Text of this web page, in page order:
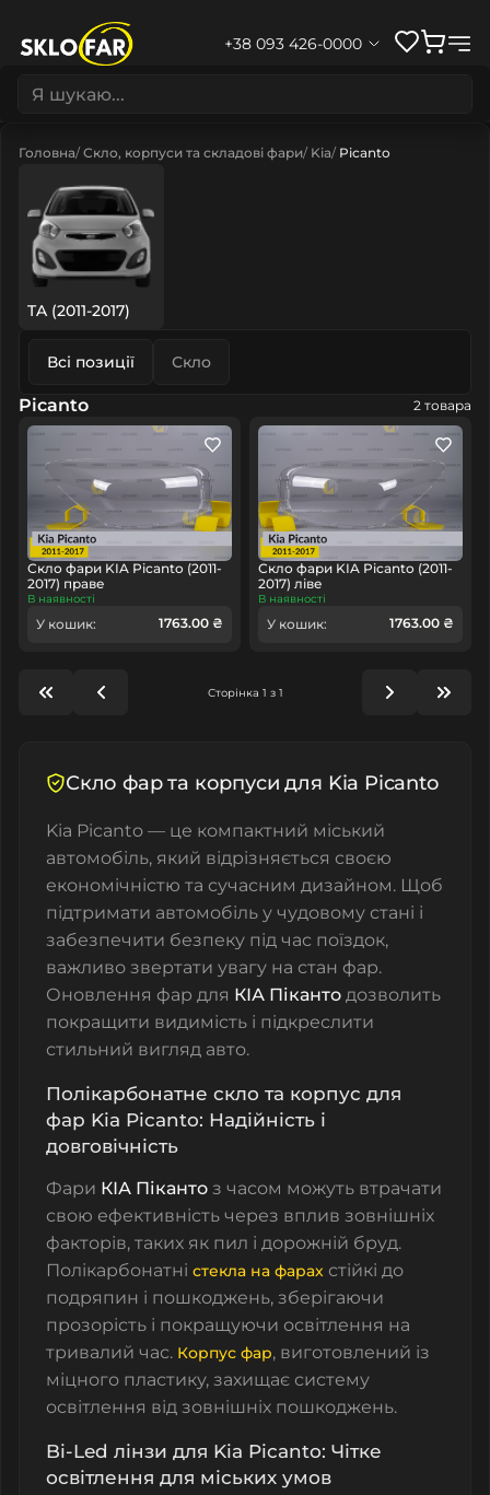
+38 093 426-0000
Головна Скло, корпуси та складові фари Kia Picanto
TA (2011-2017)
Всі позиції Скло
Picanto 2 товара
Скло фари KIA Picanto (2011-
2017) праве
В наявності
У кошик: 1763.00 ₴
Скло фари KIA Picanto (2011-
2017) ліве
В наявності
У кошик: 1763.00 ₴
Сторінка 1 з 1
Скло фар та корпуси для Kia Picanto
Kia Picanto — це компактний міський
автомобіль, який відрізняється своєю
економічністю та сучасним дизайном. Щоб
підтримати автомобіль у чудовому стані і
забезпечити безпеку під час поїздок,
важливо звертати увагу на стан фар.
Оновлення фар для КІА Піканто дозволить
покращити видимість і підкреслити
стильний вигляд авто.
Полікарбонатне скло та корпус для
фар Kia Picanto: Надійність і
довговічність
Фари КІА Піканто з часом можуть втрачати
свою ефективність через вплив зовнішніх
факторів, таких як пил і дорожній бруд.
Полікарбонатні стекла на фарах стійкі до
подряпин і пошкоджень, зберігаючи
прозорість і покращуючи освітлення на
тривалий час. Корпус фар, виготовлений із
міцного пластику, захищає систему
освітлення від зовнішніх пошкоджень.
Bi-Led лінзи для Kia Picanto: Чітке
освітлення для міських умов